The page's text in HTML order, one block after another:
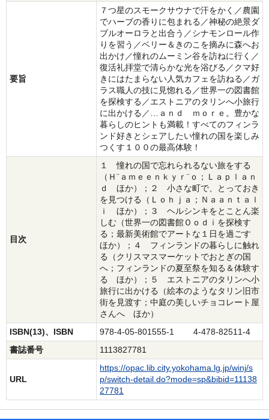
要旨
７つ星のスモークサウナで汗をかく／農園
でハーブの香りに包まれる／神秘の絶景ダ
ブルオーロラと出合う／シナモンロール作
りを習う／ベリー＆きのこを摘みに森へお
出かけ／憧れのムーミン谷を訪ねに行く／
復活礼拝堂で清らかな光を浴びる／クマ好
きにはたまらない人気カフェを訪ねる／ガ
ラス職人の技に見惚れる／世界一の図書館
を探検する／エストニアのタリンへ小旅行
に出かける／…ａｎｄ ｍｏｒｅ。豊かな
暮らしのヒントも満載！すべてのフィンラ
ンド好きとシェアしたい憧れの国を楽しみ
つくす１００の最高体験！
目次
１ 憧れの国で忘れられるない旅をする
（Ｈ¨ａｍｅｅｎｋｙｒ¨ｏ；Ｌａｐｌａｎ
ｄ ほか）；２ 小さな町で、とっておき
を見つける（Ｌｏｈｊａ；Ｎａａｎｔａｌ
ｉ ほか）；３ ヘルシンキをとことん楽
しむ（世界一の図書館Ｏｏｄｉを探検す
る；最新美術館でアートな１日を過ごす
ほか）；４ フィンランドの暮らしに触れ
る（クリスマスマーケットでおとぎの国
へ；フィンランドの夏至祭を知る＆体験す
る ほか）；５ エストニアのタリンへ小
旅行に出かける（絵本のようなタリン旧市
街を見渡す；中庭の美しいチョコレート屋
さんへ ほか）
ISBN(13)、ISBN
978-4-05-801555-1 4-478-82511-4
書誌番号
1113827781
URL
https://opac.lib.city.yokohama.lg.jp/winj/s
p/switch-detail.do?mode=sp&bibid=11138
27781